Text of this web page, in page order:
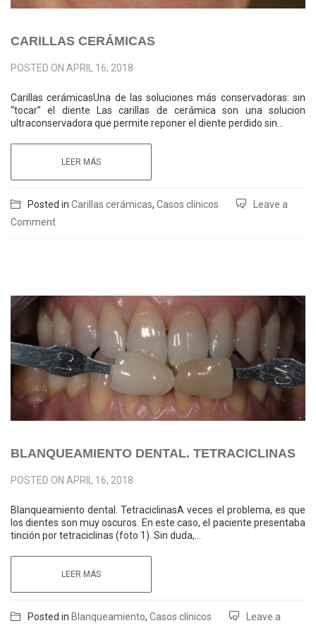
CARILLAS CERÁMICAS
POSTED ON APRIL 16, 2018
Carillas cerámicasUna de las soluciones más conservadoras: sin
“tocar” el diente Las carillas de cerámica son una solucion
ultraconservadora que permite reponer el diente perdido sin…
LEER MÁS
Posted in Carillas cerámicas, Casos clínicos
Leave a
Comment
BLANQUEAMIENTO DENTAL. TETRACICLINAS
POSTED ON APRIL 16, 2018
Blanqueamiento dental. TetraciclinasA veces el problema, es que
los dientes son muy oscuros. En este caso, el paciente presentaba
tinción por tetraciclinas (foto 1). Sin duda,…
LEER MÁS
Posted in Blanqueamiento, Casos clínicos
Leave a